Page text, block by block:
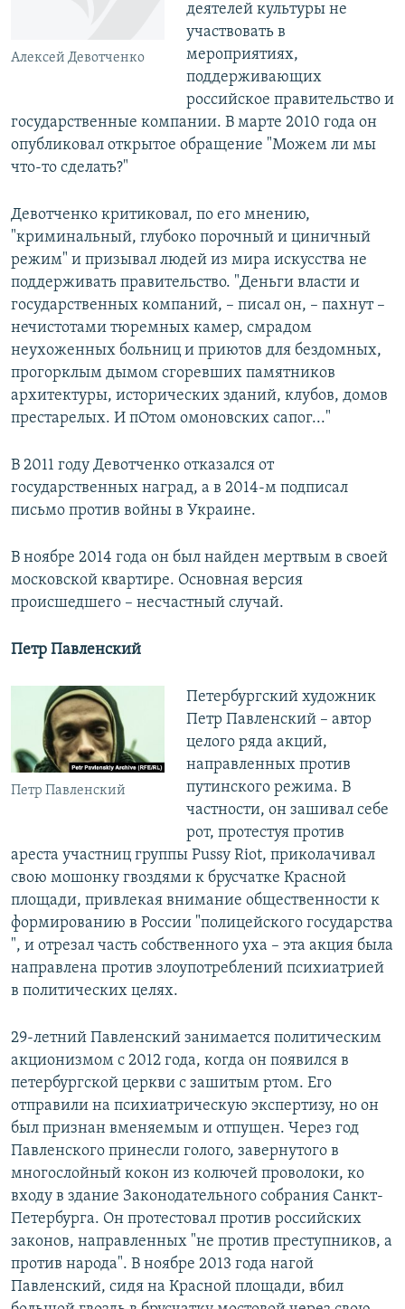
Алексей Девотченко
деятелей культуры не
участвовать в
мероприятиях,
поддерживающих
российское правительство и
государственные компании. В марте 2010 года он
опубликовал открытое обращение "Можем ли мы
что-то сделать?"
Девотченко критиковал, по его мнению,
"криминальный, глубоко порочный и циничный
режим" и призывал людей из мира искусства не
поддерживать правительство. "Деньги власти и
государственных компаний, – писал он, – пахнут –
нечистотами тюремных камер, смрадом
неухоженных больниц и приютов для бездомных,
прогорклым дымом сгоревших памятников
архитектуры, исторических зданий, клубов, домов
престарелых. И пОтом омоновских сапог..."
В 2011 году Девотченко отказался от
государственных наград, а в 2014-м подписал
письмо против войны в Украине.
В ноябре 2014 года он был найден мертвым в своей
московской квартире. Основная версия
происшедшего – несчастный случай.
Петр Павленский
Петр Павленский
Петербургский художник
Петр Павленский – автор
целого ряда акций,
направленных против
путинского режима. В
частности, он зашивал себе
рот, протестуя против
ареста участниц группы Pussy Riot, приколачивал
свою мошонку гвоздями к брусчатке Красной
площади, привлекая внимание общественности к
формированию в России "полицейского государства
", и отрезал часть собственного уха – эта акция была
направлена против злоупотреблений психиатрией
в политических целях.
29-летний Павленский занимается политическим
акционизмом с 2012 года, когда он появился в
петербургской церкви с зашитым ртом. Его
отправили на психиатрическую экспертизу, но он
был признан вменяемым и отпущен. Через год
Павленского принесли голого, завернутого в
многослойный кокон из колючей проволоки, ко
входу в здание Законодательного собрания Санкт-
Петербурга. Он протестовал против российских
законов, направленных "не против преступников, а
против народа". В ноябре 2013 года нагой
Павленский, сидя на Красной площади, вбил